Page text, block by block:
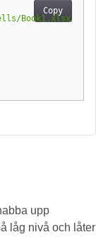
Copy
Book1.xlsx/
upp
låg nivå och låter